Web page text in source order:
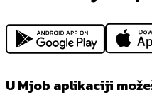
U Mjob aplikaciji